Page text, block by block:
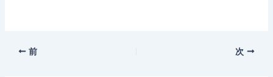
前 次